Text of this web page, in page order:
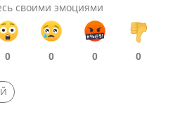
своими эмоциями
0 0 0 0